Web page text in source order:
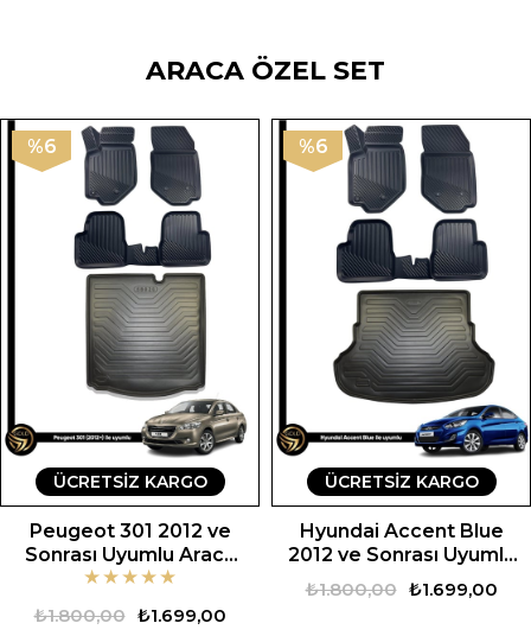
ARACA ÖZEL SET
Peugeot 301 2012 ve
Sonrası Uyumlu Araca
Özel Set
★★★★★
₺1.699,00
₺1.800,00
%6
ÜCRETSIZ KARGO
Hyundai Accent Blue
2012 ve Sonrası Uyumlu
Araca Özel Set
₺1.699,00
₺1.800,00
%6
ÜCRETSIZ KARGO